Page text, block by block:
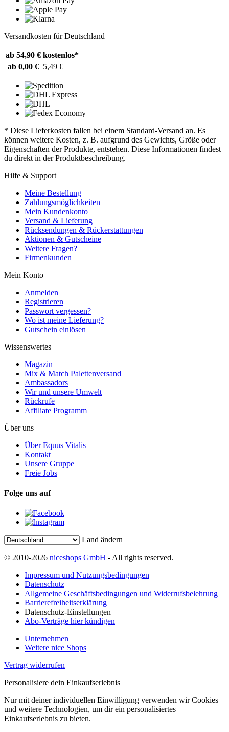
Versandkosten für Deutschland
ab 54,90 € kostenlos*
ab 0,00 € 5,49 €
* Diese Lieferkosten fallen bei einem Standard-Versand an. Es
können weitere Kosten, z. B. aufgrund des Gewichts, Größe oder
Eigenschaften der Produkte, entstehen. Diese Informationen findest
du direkt in der Produktbeschreibung.
Hilfe & Support
Meine Bestellung
Zahlungsmöglichkeiten
Mein Kundenkonto
Versand & Lieferung
Rücksendungen & Rückerstattungen
Aktionen & Gutscheine
Weitere Fragen?
Firmenkunden
Mein Konto
Anmelden
Registrieren
Passwort vergessen?
Wo ist meine Lieferung?
Gutschein einlösen
Wissenswertes
Magazin
Mix & Match Palettenversand
Ambassadors
Wir und unsere Umwelt
Rückrufe
Affiliate Programm
Über uns
Über Equus Vitalis
Kontakt
Unsere Gruppe
Freie Jobs
Folge uns auf
Land ändern
© 2010-2026 niceshops GmbH - All rights reserved.
Impressum und Nutzungsbedingungen
Datenschutz
Allgemeine Geschäftsbedingungen und Widerrufsbelehrung
Barrierefreiheitserklärung
Datenschutz-Einstellungen
Abo-Verträge hier kündigen
Unternehmen
Weitere nice Shops
Vertrag widerrufen
Personalisiere dein Einkaufserlebnis
Nur mit deiner individuellen Einwilligung verwenden wir Cookies
und weitere Technologien, um dir ein personalisiertes
Einkaufserlebnis zu bieten.